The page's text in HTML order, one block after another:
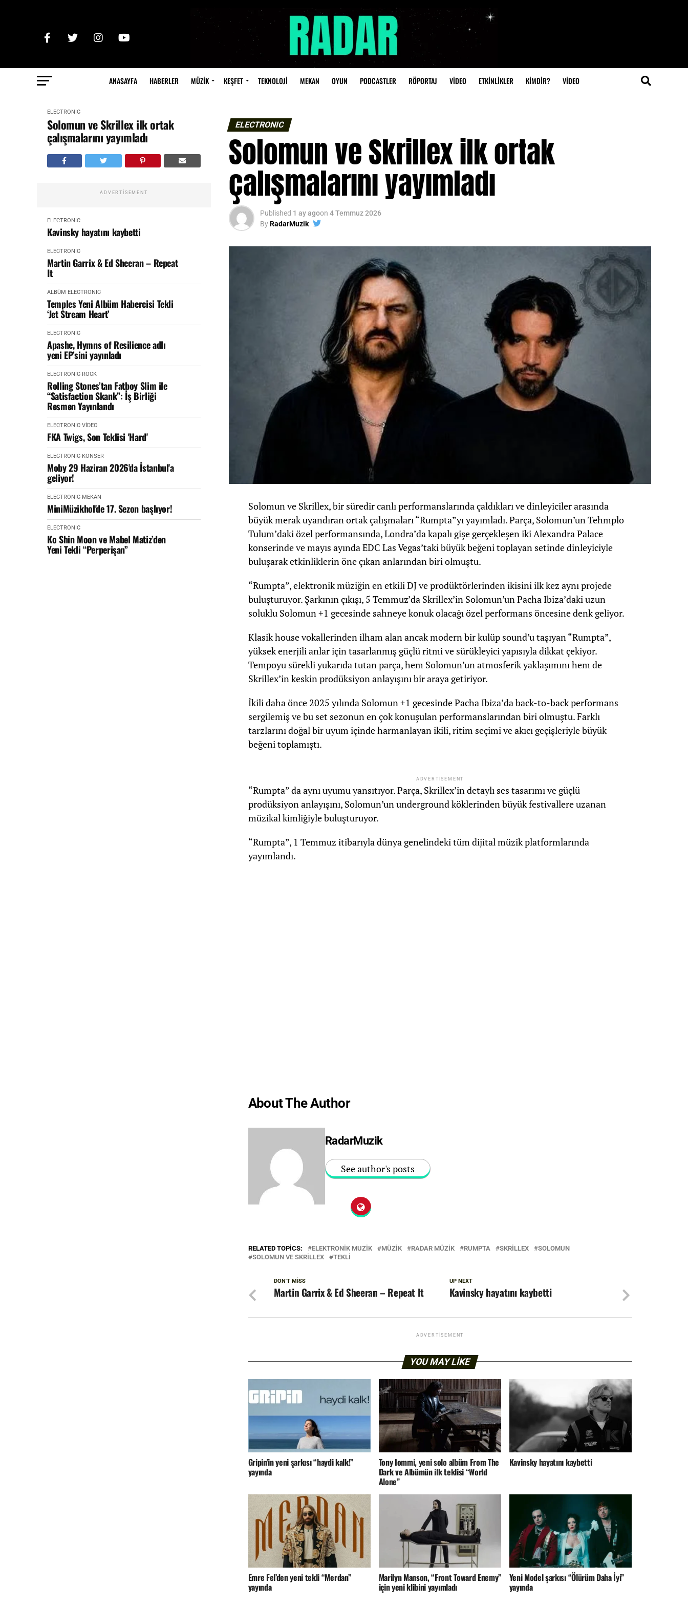
ANASAYFA HABERLER MÜZİK KEŞFET TEKNOLOJİ MEKAN OYUN PODCASTLER RÖPORTAJ VİDEO ETKİNLİKLER KİMDİR? VIDEO
ELECTRONIC
Solomun ve Skrillex ilk ortak
çalışmalarını yayımladı
ADVERTISEMENT
ELECTRONIC
Kavinsky hayatını kaybetti
ELECTRONIC
Martin Garrix & Ed Sheeran – Repeat
It
ALBÜM ELECTRONIC
Temples Yeni Albüm Habercisi Tekli
‘Jet Stream Heart’
ELECTRONIC
Apashe, Hymns of Resilience adlı
yeni EP’sini yayınladı
ELECTRONIC ROCK
Rolling Stones’tan Fatboy Slim ile
“Satisfaction Skank”: İş Birliği
Resmen Yayınlandı
ELECTRONIC VİDEO
FKA Twigs, Son Teklisi 'Hard'
ELECTRONIC KONSER
Moby 29 Haziran 2026'da İstanbul'a
geliyor!
ELECTRONIC MEKAN
MiniMüzikhol'de 17. Sezon başlıyor!
ELECTRONIC
Ko Shin Moon ve Mabel Matiz’den
Yeni Tekli “Perperişan”
ELECTRONIC
Solomun ve Skrillex ilk ortak
çalışmalarını yayımladı
Published 1 ay agoon 4 Temmuz 2026
ByRadarMuzik
Solomun ve Skrillex, bir süredir canlı performanslarında çaldıkları ve dinleyiciler arasında
büyük merak uyandıran ortak çalışmaları “Rumpta”yı yayımladı. Parça, Solomun’un Tehmplo
Tulum’daki özel performansında, Londra’da kapalı gişe gerçekleşen iki Alexandra Palace
konserinde ve mayıs ayında EDC Las Vegas’taki büyük beğeni toplayan setinde dinleyiciyle
buluşarak etkinliklerin öne çıkan anlarından biri olmuştu.
“Rumpta”, elektronik müziğin en etkili DJ ve prodüktörlerinden ikisini ilk kez aynı projede
buluşturuyor. Şarkının çıkışı, 5 Temmuz’da Skrillex’in Solomun’un Pacha Ibiza’daki uzun
soluklu Solomun +1 gecesinde sahneye konuk olacağı özel performans öncesine denk geliyor.
Klasik house vokallerinden ilham alan ancak modern bir kulüp sound’u taşıyan “Rumpta”,
yüksek enerjili anlar için tasarlanmış güçlü ritmi ve sürükleyici yapısıyla dikkat çekiyor.
Tempoyu sürekli yukarıda tutan parça, hem Solomun’un atmosferik yaklaşımını hem de
Skrillex’in keskin prodüksiyon anlayışını bir araya getiriyor.
İkili daha önce 2025 yılında Solomun +1 gecesinde Pacha Ibiza’da back-to-back performans
sergilemiş ve bu set sezonun en çok konuşulan performanslarından biri olmuştu. Farklı
tarzlarını doğal bir uyum içinde harmanlayan ikili, ritim seçimi ve akıcı geçişleriyle büyük
beğeni toplamıştı.
ADVERTISEMENT
“Rumpta” da aynı uyumu yansıtıyor. Parça, Skrillex’in detaylı ses tasarımı ve güçlü
prodüksiyon anlayışını, Solomun’un underground köklerinden büyük festivallere uzanan
müzikal kimliğiyle buluşturuyor.
“Rumpta”, 1 Temmuz itibarıyla dünya genelindeki tüm dijital müzik platformlarında
yayımlandı.
About The Author
RadarMuzik
See author's posts
RELATED TOPICS: ELEKTRONIK MUZIK MÜZIK RADAR MÜZIK RUMPTA SKRILLEX
SOLOMUN
SOLOMUN VE SKRILLEX
TEKLI
UP NEXT
Kavinsky hayatını kaybetti
DON'T MISS
Martin Garrix & Ed Sheeran – Repeat It
ADVERTISEMENT
YOU MAY LIKE
Gripin’in yeni şarkısı “haydi kalk!”
yayında
Tony Iommi, yeni solo albüm From The
Dark ve Albümün ilk teklisi “World
Alone”
Kavinsky hayatını kaybetti
Emre Fel’den yeni tekli “Merdan”
yayında
Marilyn Manson, “Front Toward Enemy”
için yeni klibini yayımladı
Yeni Model şarkısı “Ölürüm Daha İyi”
yayında